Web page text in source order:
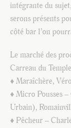
intégrante du
serons présents
côté bar l’on
Le marché des
Carreau du
♦ Maraîchère,
♦ Micro Pousses
Urbain),
♦ Pêcheur –